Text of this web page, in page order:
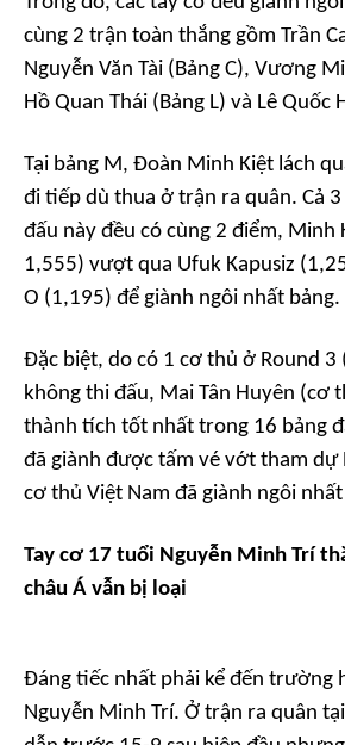
cùng 2 trận toàn thắng gồm Trần
Nguyễn Văn Tài (Bảng C), Vương
Hồ Quan Thái (Bảng L) và Lê Quốc
Tại bảng M, Đoàn Minh Kiệt lách
đi tiếp dù thua ở trận ra quân. Cả
đấu này đều có cùng 2 điểm, Minh
1,555) vượt qua Ufuk Kapusiz
O (1,195) để giành ngôi nhất bảng.
Đặc biệt, do có 1 cơ thủ ở Round 3
không thi đấu, Mai Tân Huyên (cơ
thành tích tốt nhất trong 16 bảng
đã giành được tấm vé vớt tham dự
cơ thủ Việt Nam đã giành ngôi
Tay cơ 17 tuổi Nguyễn Minh Trí
châu Á vẫn bị loại
Đáng tiếc nhất phải kể đến trường
Nguyễn Minh Trí. Ở trận ra quân